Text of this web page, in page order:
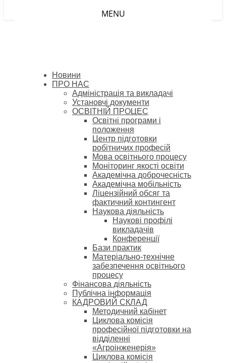
MENU
Новини
ПРО НАС
Адміністрація та викладачі
Установчі документи
ОСВІТНІЙ ПРОЦЕС
Освітні програми і
положення
Центр підготовки
робітничих професій
Мова освітнього процесу
Моніторинг якості освіти
Академічна доброчесність
Академічна мобільність
Ліцензійний обсяг та
фактичний контингент
Наукова діяльність
Наукові профілі
викладачів
Конференції
Бази практик
Матеріально-технічне
забезпечення освітнього
процесу
Фінансова діяльність
Публічна інформація
КАДРОВИЙ СКЛАД
Методичний кабінет
Циклова комісія
професійної підготовки на
відділенні
«Агроінженерія»
Циклова комісія